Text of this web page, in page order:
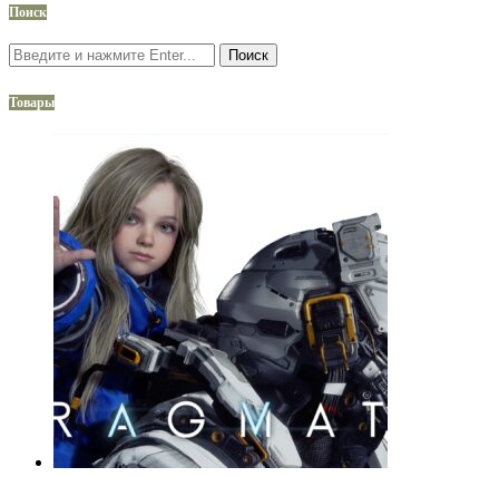
Поиск
Поиск
Товары